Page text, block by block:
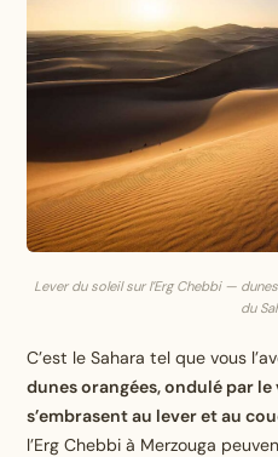
Lever du soleil sur l’Erg Chebbi —
du
C’est le Sahara tel que vous
dunes orangées, ondulé par
s’embrasent au lever et au
l’Erg Chebbi à Merzouga